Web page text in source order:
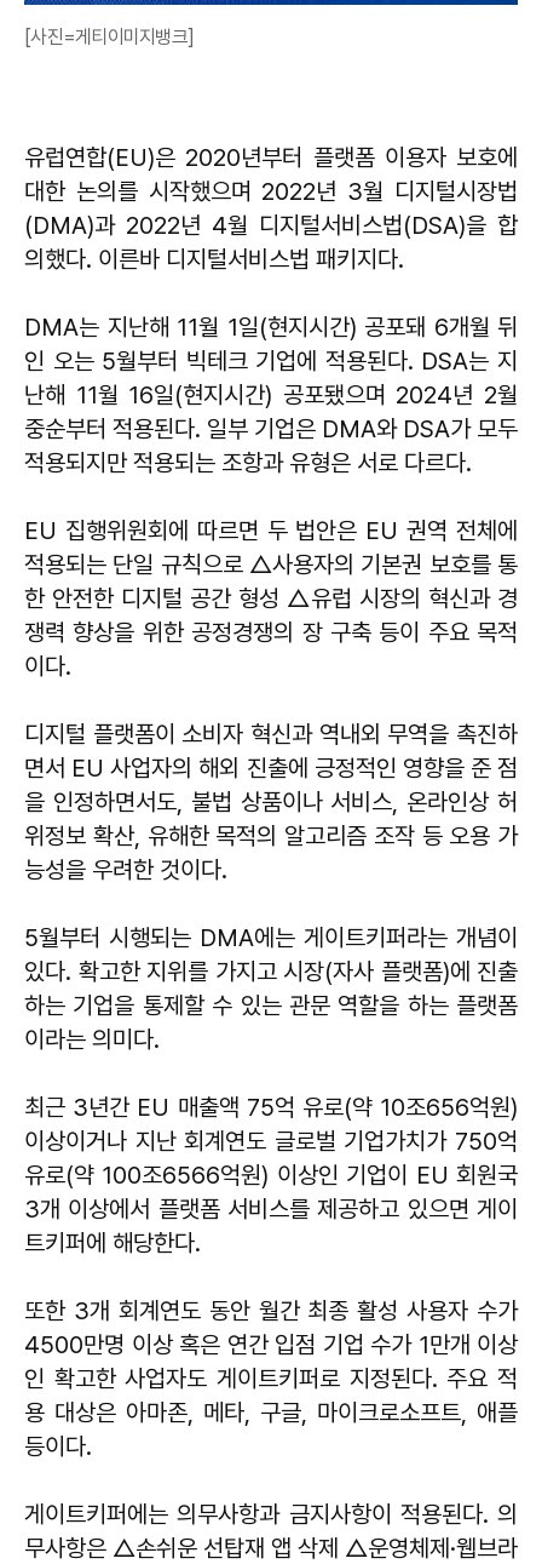
[사진=게티이미지뱅크]
유럽연합(EU)은 2020년부터 플랫폼 이용자 보호에
대한 논의를 시작했으며 2022년 3월 디지털시장법
(DMA)과 2022년 4월 디지털서비스법(DSA)을 합
의했다. 이른바 디지털서비스법 패키지다.
DMA는 지난해 11월 1일(현지시간) 공포돼 6개월 뒤
인 오는 5월부터 빅테크 기업에 적용된다. DSA는 지
난해 11월 16일(현지시간) 공포됐으며 2024년 2월
중순부터 적용된다. 일부 기업은 DMA와 DSA가 모두
적용되지만 적용되는 조항과 유형은 서로 다르다.
EU 집행위원회에 따르면 두 법안은 EU 권역 전체에
적용되는 단일 규칙으로 △사용자의 기본권 보호를 통
한 안전한 디지털 공간 형성 △유럽 시장의 혁신과 경
쟁력 향상을 위한 공정경쟁의 장 구축 등이 주요 목적
이다.
디지털 플랫폼이 소비자 혁신과 역내외 무역을 촉진하
면서 EU 사업자의 해외 진출에 긍정적인 영향을 준 점
을 인정하면서도, 불법 상품이나 서비스, 온라인상 허
위정보 확산, 유해한 목적의 알고리즘 조작 등 오용 가
능성을 우려한 것이다.
5월부터 시행되는 DMA에는 게이트키퍼라는 개념이
있다. 확고한 지위를 가지고 시장(자사 플랫폼)에 진출
하는 기업을 통제할 수 있는 관문 역할을 하는 플랫폼
이라는 의미다.
최근 3년간 EU 매출액 75억 유로(약 10조656억원)
이상이거나 지난 회계연도 글로벌 기업가치가 750억
유로(약 100조6566억원) 이상인 기업이 EU 회원국
3개 이상에서 플랫폼 서비스를 제공하고 있으면 게이
트키퍼에 해당한다.
또한 3개 회계연도 동안 월간 최종 활성 사용자 수가
4500만명 이상 혹은 연간 입점 기업 수가 1만개 이상
인 확고한 사업자도 게이트키퍼로 지정된다. 주요 적
용 대상은 아마존, 메타, 구글, 마이크로소프트, 애플
등이다.
게이트키퍼에는 의무사항과 금지사항이 적용된다. 의
무사항은 △손쉬운 선탑재 앱 삭제 △운영체제·웹브라